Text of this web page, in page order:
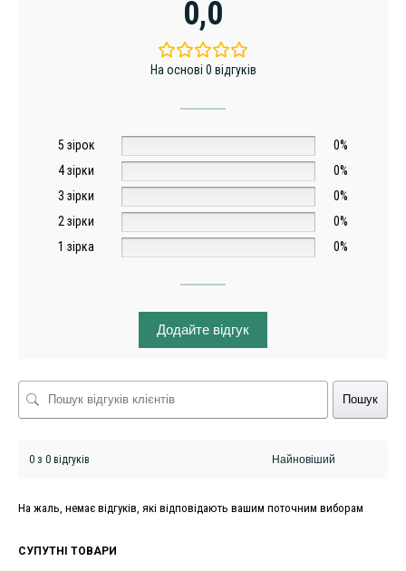
0,0
На основі 0 відгуків
5 зірок
0%
4 зірки
0%
3 зірки
0%
2 зірки
0%
1 зірка
0%
Додайте відгук
Пошук
0 з 0 відгуків
На жаль, немає відгуків, які відповідають вашим поточним виборам
СУПУТНІ ТОВАРИ